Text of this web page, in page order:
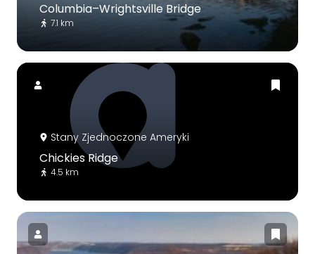
Columbia–Wrightsville Bridge
7.1 km
Stany Zjednoczone Ameryki
Chickies Ridge
4.5 km